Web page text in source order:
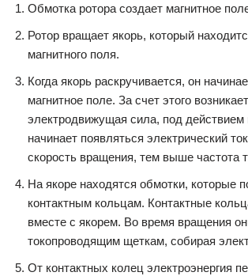
Обмотка ротора создает магнитное
Ротор вращает якорь, который
магнитного поля.
Когда якорь раскручивается, он
магнитное поле. За счет этого возникает
электродвижущая сила, под действием
начинает появляться электрический
скорость вращения, тем выше частота
На якоре находятся обмотки, которые
контактным кольцам. Контактные
вместе с якорем. Во время вращения
токопроводящим щеткам, собирая
От контактных колец электроэнергия